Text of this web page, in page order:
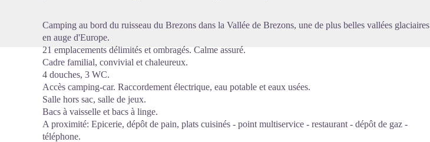
Camping au bord du ruisseau du Brezons dans la Vallée de Brezons, une de plus belles vallées glaciaires
en auge d'Europe.
21 emplacements délimités et ombragés. Calme assuré.
Cadre familial, convivial et chaleureux.
4 douches, 3 WC.
Accès camping-car. Raccordement électrique, eau potable et eaux usées.
Salle hors sac, salle de jeux.
Bacs à vaisselle et bacs à linge.
A proximité: Epicerie, dépôt de pain, plats cuisinés - point multiservice - restaurant - dépôt de gaz -
téléphone.